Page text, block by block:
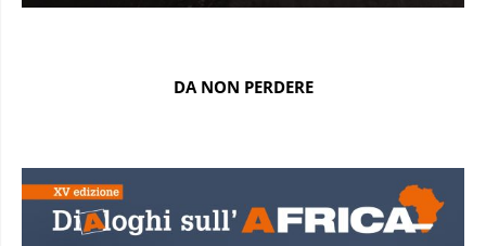
DA NON PERDERE